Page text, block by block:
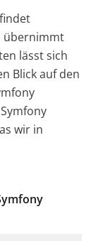
übernimmt
lässt sich
Blick auf den
wir in